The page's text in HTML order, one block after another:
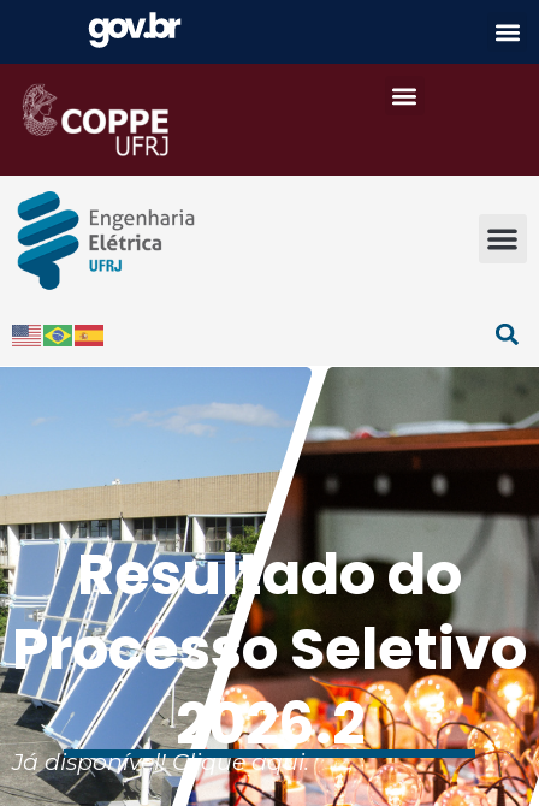
Resultado do
Processo Seletivo
2026.2
Já disponível! Clique aqui.